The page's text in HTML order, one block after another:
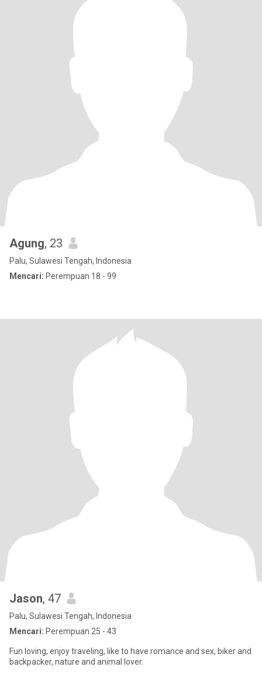
Agung, 23
Palu, Sulawesi Tengah, Indonesia
Mencari: Perempuan 18 - 99
Jason, 47
Palu, Sulawesi Tengah, Indonesia
Mencari: Perempuan 25 - 43
Fun loving, enjoy traveling, like to have romance and sex, biker and
backpacker, nature and animal lover.